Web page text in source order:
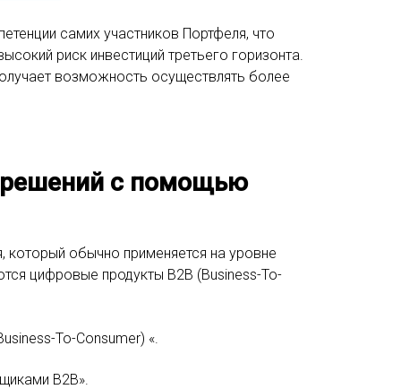
самих участников Портфеля, что
риск инвестиций третьего горизонта.
возможность осуществлять более
решений с помощью
который обычно применяется на уровне
цифровые продукты B2B (Business-To-
To-Consumer) «.
B2B».